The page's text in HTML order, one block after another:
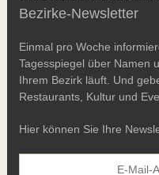
Bezirke-Newsletter
Einmal pro Woche
Tagesspiegel über Namen
Ihrem Bezirk läuft. Und
Restaurants, Kultur und
Hier können Sie Ihre